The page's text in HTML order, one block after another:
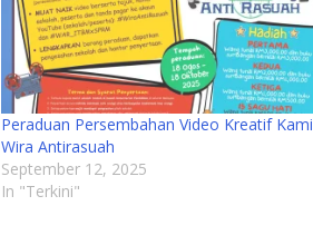
Peraduan Persembahan Video Kreatif Kami
Wira Antirasuah
September 12, 2025
In "Terkini"